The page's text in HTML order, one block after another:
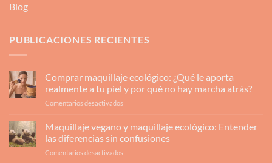
Blog
PUBLICACIONES RECIENTES
Comprar maquillaje ecológico: ¿Qué le aporta
realmente a tu piel y por qué no hay marcha atrás?
Comentarios desactivados
ecológico:
¿Qué
Maquillaje vegano y maquillaje ecológico: Entender
las diferencias sin confusiones
Comentarios desactivados